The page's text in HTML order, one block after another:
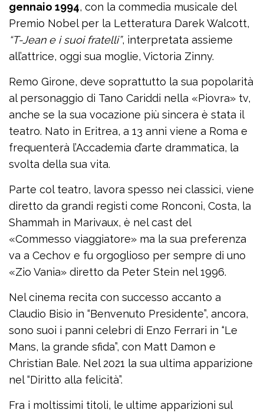
gennaio 1994, con la commedia musicale del
Premio Nobel per la Letteratura Darek Walcott,
“T-Jean e i suoi fratelli”, interpretata assieme
all’attrice, oggi sua moglie, Victoria Zinny.
Remo Girone, deve soprattutto la sua popolarità
al personaggio di Tano Cariddi nella «Piovra» tv,
anche se la sua vocazione più sincera è stata il
teatro. Nato in Eritrea, a 13 anni viene a Roma e
frequenterà l’Accademia d’arte drammatica, la
svolta della sua vita.
Parte col teatro, lavora spesso nei classici, viene
diretto da grandi registi come Ronconi, Costa, la
Shammah in Marivaux, è nel cast del
«Commesso viaggiatore» ma la sua preferenza
va a Cechov e fu orgoglioso per sempre di uno
«Zio Vania» diretto da Peter Stein nel 1996.
Nel cinema recita con successo accanto a
Claudio Bisio in “Benvenuto Presidente”, ancora,
sono suoi i panni celebri di Enzo Ferrari in “Le
Mans, la grande sfida”, con Matt Damon e
Christian Bale. Nel 2021 la sua ultima apparizione
nel “Diritto alla felicità”.
Fra i moltissimi titoli, le ultime apparizioni sul